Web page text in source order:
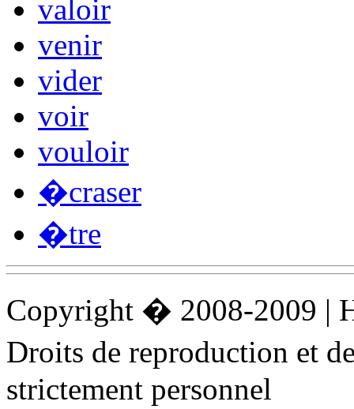
valoir
venir
vider
voir
vouloir
�craser
�tre
Copyright � 2008-2009 |
Droits de reproduction et
strictement personnel